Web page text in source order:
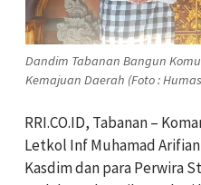
Dandim Tabanan Bangun
Kemajuan Daerah (Foto :
RRI.CO.ID, Tabanan –
Letkol Inf Muhamad
Kasdim dan para Perwira